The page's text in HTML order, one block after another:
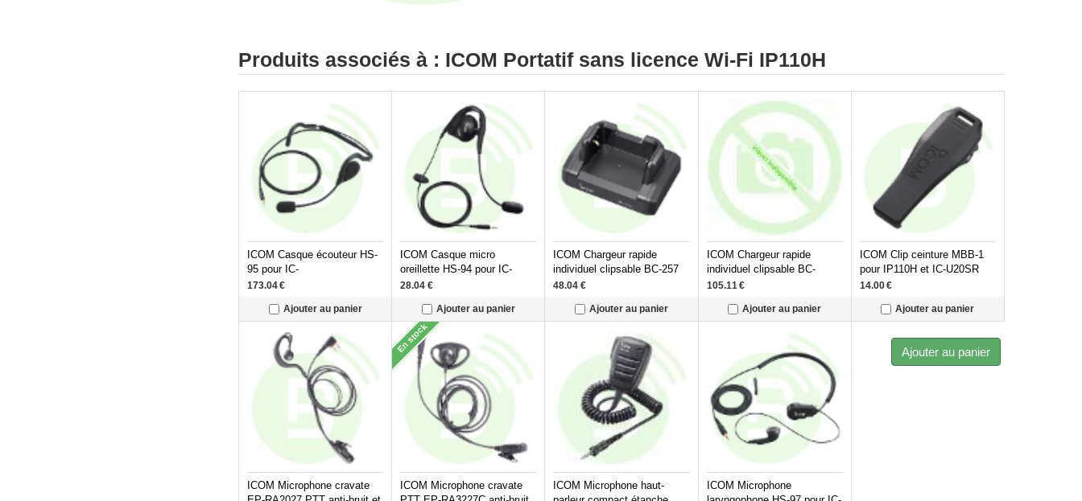
Produits associés à : ICOM Portatif sans licence Wi-Fi IP110H
ICOM Casque écouteur HS-
95 pour IC-
F3002/F1000/F3032/F51V/IP510H
173.04€
Ajouter au panier
ICOM Casque micro
oreillette HS-94 pour IC-
F1000/F3002/F3032/F3162D/F52D/F3400D/F51V/IP510H
28.04 €
Ajouter au panier
ICOM Chargeur rapide
individuel clipsable BC-257
(jusqu'à 6 chargeurs) pour
48.04 €
Ajouter au panier
ICOM Chargeur rapide
individuel clipsable BC-
PACKIP110H (jusqu'à 6
pour IP110H
105.11 €
Ajouter au panier
ICOM Clip ceinture MBB-1
pour IP110H et IC-U20SR
14.00€
Ajouter au panier
ICOM Microphone cravate
En stock
ICOM Microphone cravate
ICOM Microphone haut-
ICOM Microphone
Ajouter au panier